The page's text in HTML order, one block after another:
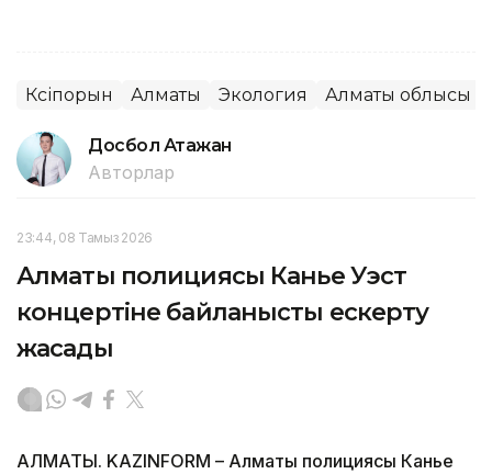
Кәсіпорын Алматы Экология Алматы облысы
Досбол Атажан
Авторлар
23:44, 08 Тамыз 2026
Алматы полициясы Канье Уэст
концертіне байланысты ескерту
жасады
АЛМАТЫ. KAZINFORM – Алматы полициясы Канье